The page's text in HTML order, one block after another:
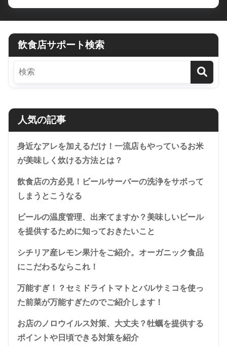
飲食店サポート検索
人気の記事
身近なアレを加えるだけ！一流店もやっているお米
が美味しく炊ける方法とは？
飲食店の方必見！ビールサーバーの洗浄をサボって
しまうとこうなる
ビールの温度管理、出来てますか？美味しいビール
を提供するために知っておきたいこと
シチリア産レモン果汁をご紹介。オーガニック食品
にこだわるならこれ！
万能すぎ！？セミドライトマトとバルサミコを使っ
た前菜が万能すぎたのでご紹介します！
お店のノロウイルス対策、大丈夫？牡蠣を提供する
ポイントや日頃できる対策を紹介